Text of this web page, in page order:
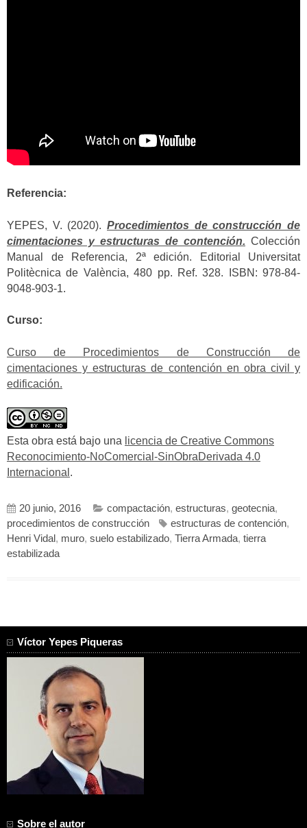
Referencia:
YEPES, V. (2020). Procedimientos de construcción de
cimentaciones y estructuras de contención. Colección
Manual de Referencia, 2ª edición. Editorial Universitat
Politècnica de València, 480 pp. Ref. 328. ISBN: 978-84-
9048-903-1.
Curso:
Curso de Procedimientos de Construcción de
cimentaciones y estructuras de contención en obra civil y
edificación.
Esta obra está bajo una licencia de Creative Commons
Reconocimiento-NoComercial-SinObraDerivada 4.0
Internacional .
20 junio, 2016 compactación, estructuras, geotecnia,
procedimientos de construcción
estructuras de contención,
Henri Vidal, muro, suelo estabilizado, Tierra Armada, tierra
estabilizada
Víctor Yepes Piqueras
Sobre el autor